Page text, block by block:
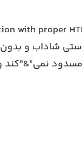
شاداب و
مسدود